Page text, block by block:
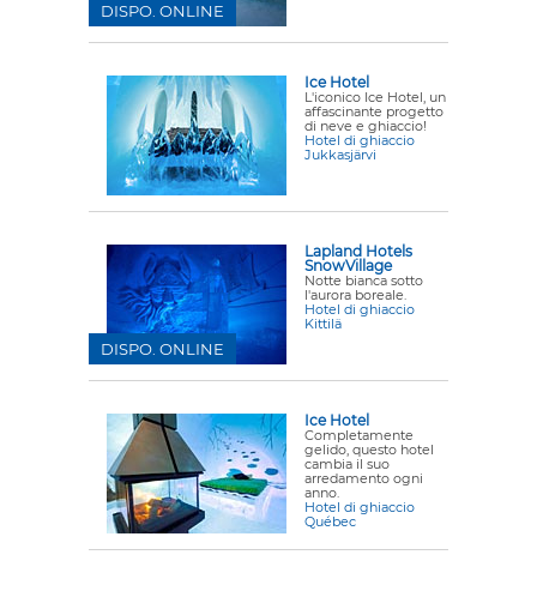
DISPO. ONLINE
Ice Hotel
L'iconico Ice Hotel, un
affascinante progetto
di neve e ghiaccio!
Hotel di ghiaccio
Jukkasjärvi
Lapland Hotels
SnowVillage
Notte bianca sotto
l'aurora boreale.
Hotel di ghiaccio
Kittilä
DISPO. ONLINE
Ice Hotel
Completamente
gelido, questo hotel
cambia il suo
arredamento ogni
anno.
Hotel di ghiaccio
Québec